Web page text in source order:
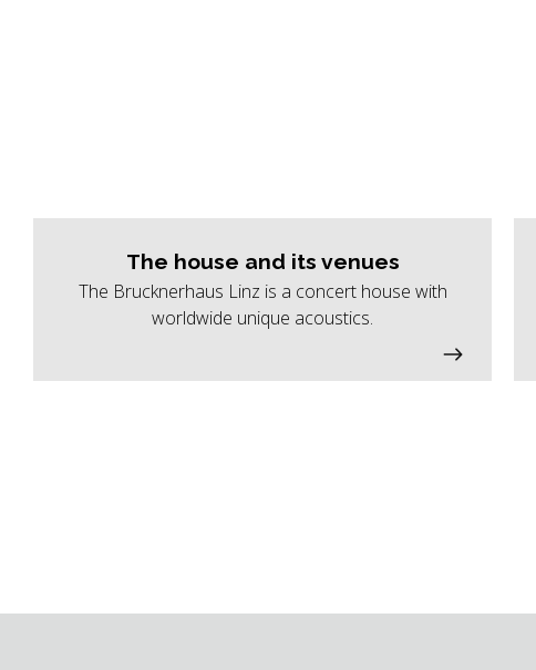
The house and its venues
The Brucknerhaus Linz is a concert house with
worldwide unique acoustics.